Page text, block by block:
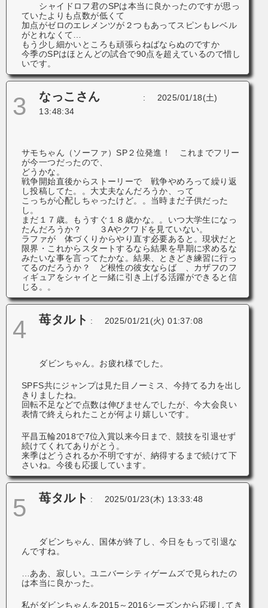
シャイドロフ君のSPは本当に良かったのですが思っ
ていたよりも点数が低くて
加点がゼロのエレメンツが２つもあってスピンもレベル
がとれなくて…
もう少し細かいところも頑張らねばならぬのですか
今季のSPはほとんどの試合で90点を超えているので惜し
いです。
3 なっこさん :
2025/01/18(土)
13:48:34
サモちゃん（ソーファ）SP２位発進！ これまでフリー
が今一つだったので、
どうかな。
戦争開始直後からストーリーで 戦争やめろって繰り返
し投稿してた。。大丈夫なんだろうか、って
こっちが心配しちゃったけど。。当時まだ子供だった
し。
まだ１７歳。もうすぐ１８歳かな。。いつ大学生になっ
たんだろうか？ ３Aやクワドを見ていない。
ラファが 体づくりからやり直す必要あると。現状だと
限界・これからスタートするなら結果を早期に求めるな
みたいな事を言ってたかな。結果、ときどき練習に行っ
てるのだろうか？ ど根性の彼女ならば 、カザフのフ
ィギュアをシャイと一緒に引き上げる活躍ができると信
じる。。
4 苺タルト : 2025/01/21(火) 01:37:08
ダビンちゃん。お疲れ様でした。
SPFS共にジャンプは見た目ノーミス、今持てる力を出し
きりましたね。
回転不足などで点数は伸びませんでしたが、今大会良い
表情で終えられたことが何より嬉しいです。
平昌五輪2018で7位入賞以来今日まで、競技を引退せず
続けてくれてありがとう。
来季はどうされるか不明ですが、納得するまで続けて下
さいね。今後も応援しています。
5 苺タルト : 2025/01/23(木) 13:33:48
ダビンちゃん、国体が終了し、今日をもって引退な
んですね。
…ああ、寂しい。ユニバーシティゲームズで見られたの
は本当に良かった。
私がダビンちゃんを2015～2016シーズンから応援してき